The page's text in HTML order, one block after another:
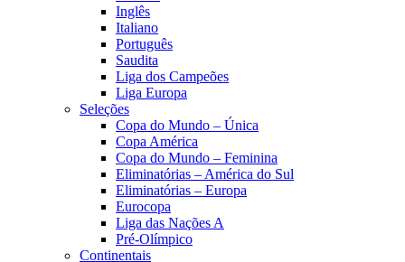
Inglês
Italiano
Português
Saudita
Liga dos Campeões
Liga Europa
Seleções
Copa do Mundo – Única
Copa América
Copa do Mundo – Feminina
Eliminatórias – América do Sul
Eliminatórias – Europa
Eurocopa
Liga das Nações A
Pré-Olímpico
Continentais